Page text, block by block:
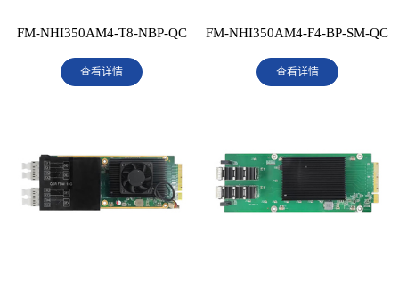
FM-NHI350AM4-T8-NBP-QC
查看详情
FM-NHI350AM4-F4-BP-SM-QC
查看详情